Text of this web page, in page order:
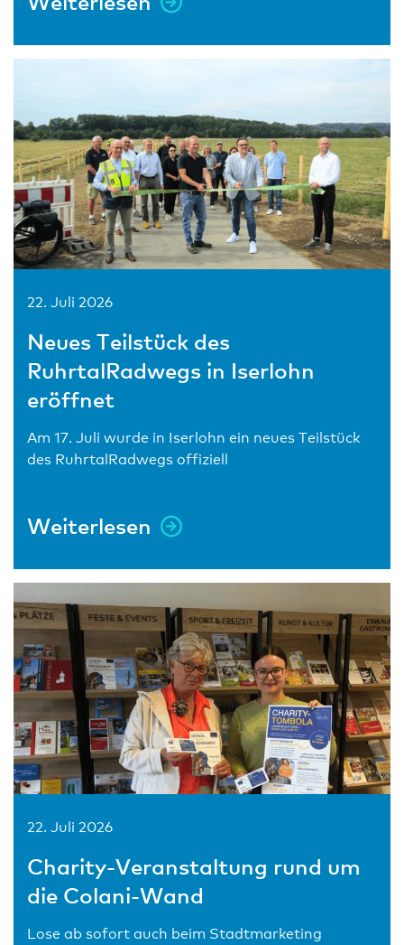
22. Juli 2026
Neues Teilstück des
RuhrtalRadwegs in Iserlohn
eröffnet
Am 17. Juli wurde in Iserlohn ein neues Teilstück
des RuhrtalRadwegs offiziell
Weiterlesen
22. Juli 2026
Charity-Veranstaltung rund um
die Colani-Wand
Lose ab sofort auch beim Stadtmarketing